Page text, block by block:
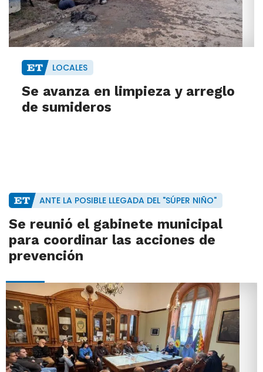
LOCALES
Se avanza en limpieza y arreglo
de sumideros
ANTE LA POSIBLE LLEGADA DEL "SÚPER NIÑO"
Se reunió el gabinete municipal
para coordinar las acciones de
prevención